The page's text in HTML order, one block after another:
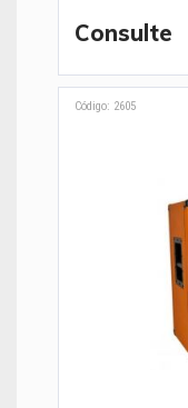
Consulte
Código: 2605